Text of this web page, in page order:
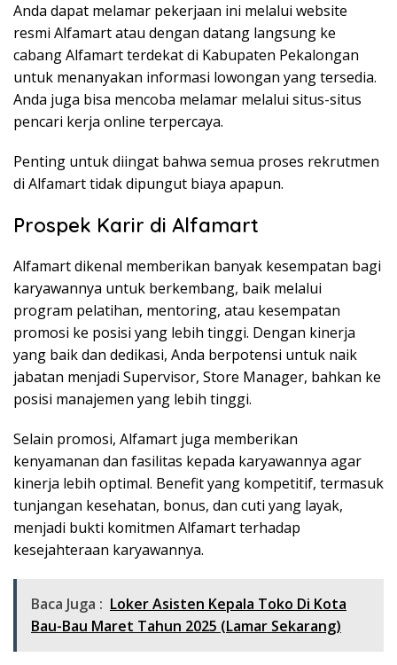
Anda dapat melamar pekerjaan ini melalui website
resmi Alfamart atau dengan datang langsung ke
cabang Alfamart terdekat di Kabupaten Pekalongan
untuk menanyakan informasi lowongan yang tersedia.
Anda juga bisa mencoba melamar melalui situs-situs
pencari kerja online terpercaya.
Penting untuk diingat bahwa semua proses rekrutmen
di Alfamart tidak dipungut biaya apapun.
Prospek Karir di Alfamart
Alfamart dikenal memberikan banyak kesempatan bagi
karyawannya untuk berkembang, baik melalui
program pelatihan, mentoring, atau kesempatan
promosi ke posisi yang lebih tinggi. Dengan kinerja
yang baik dan dedikasi, Anda berpotensi untuk naik
jabatan menjadi Supervisor, Store Manager, bahkan ke
posisi manajemen yang lebih tinggi.
Selain promosi, Alfamart juga memberikan
kenyamanan dan fasilitas kepada karyawannya agar
kinerja lebih optimal. Benefit yang kompetitif, termasuk
tunjangan kesehatan, bonus, dan cuti yang layak,
menjadi bukti komitmen Alfamart terhadap
kesejahteraan karyawannya.
Baca Juga : Loker Asisten Kepala Toko Di Kota
Bau-Bau Maret Tahun 2025 (Lamar Sekarang)